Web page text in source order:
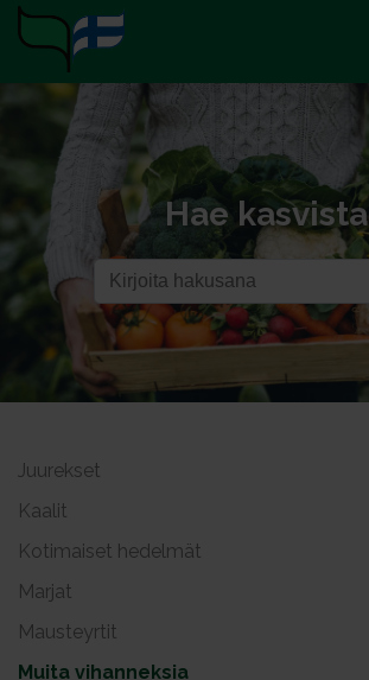
Hae kasvista
Juurekset
Kaalit
Kotimaiset hedelmät
Marjat
Mausteyrtit
Muita vihanneksia